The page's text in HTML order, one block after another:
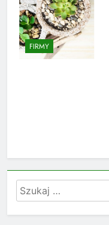
FIRMY
Szukaj: